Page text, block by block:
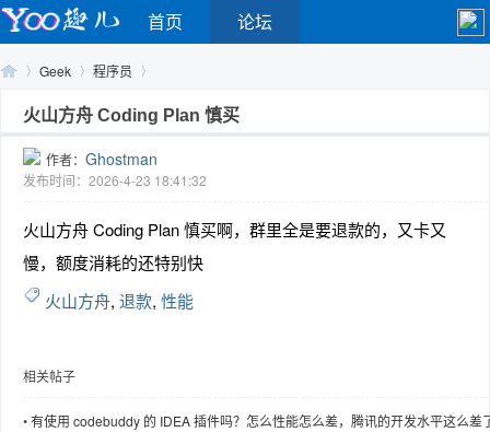
首页 论坛
Geek
›
程序员
›
火山方舟 Coding Plan 慎买
作者： Ghostman
发布时间：2026-4-23 18:41:32
火山方舟 Coding Plan 慎买啊，群里全是要退款的，又卡又
慢，额度消耗的还特别快
火山方舟, 退款, 性能
相关帖子
•有使用 codebuddy 的 IDEA 插件吗？怎么性能怎么差，腾讯的开发水平这么差